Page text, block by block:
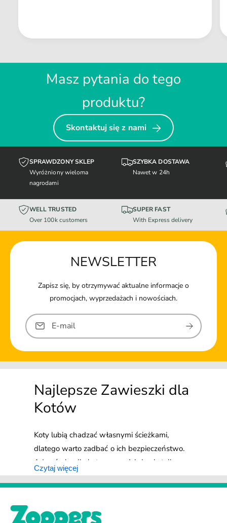
Masz pytania do tego
produktu?
Skontaktuj się z nami
SPRAWDZONY SKLEP
Wyróżniony wieloma
nagrodami
SZYBKA DOSTAWA
Nawet w 24h
WELL TRUSTED
Over 100k customers
SUPER FAST
With Express delivery
NEWSLETTER
Zapisz się, by otrzymywać aktualne informacje o
promocjach, wyprzedażach i nowościach.
E-mail
Najlepsze Zawieszki dla
Kotów
Koty lubią chadzać własnymi ścieżkami,
dlatego warto zadbać o ich bezpieczeństwo.
Adresówka dla kota sprawdzi się nie tylko w
przypadku zwierzaków wychodzących –
wystarczy chwila nieuwagi, aby Twój
a wówczas zawieszka dla kota z Twoim
Czytaj więcej